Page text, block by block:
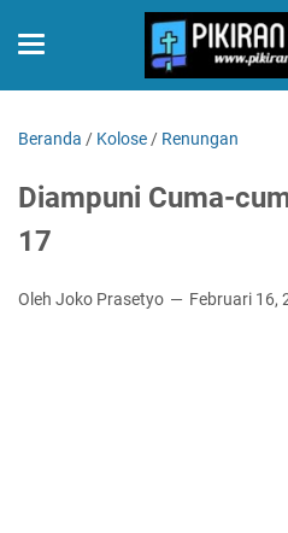
Beranda / Kolose / Renungan
Diampuni Cuma-
17
Oleh Joko Prasetyo Februari 16,